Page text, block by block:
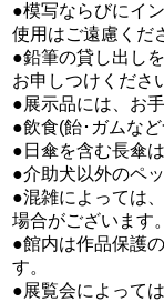
●模写ならびにイ
使用はご遠慮くだ
●鉛筆の貸し出し
お申しつけくださ
●展示品には、お
●飲食(飴･ガムな
●日傘を含む長傘
●介助犬以外のペ
●混雑によっては
場合がございます。
●館内は作品保護
す。
●展覧会によって